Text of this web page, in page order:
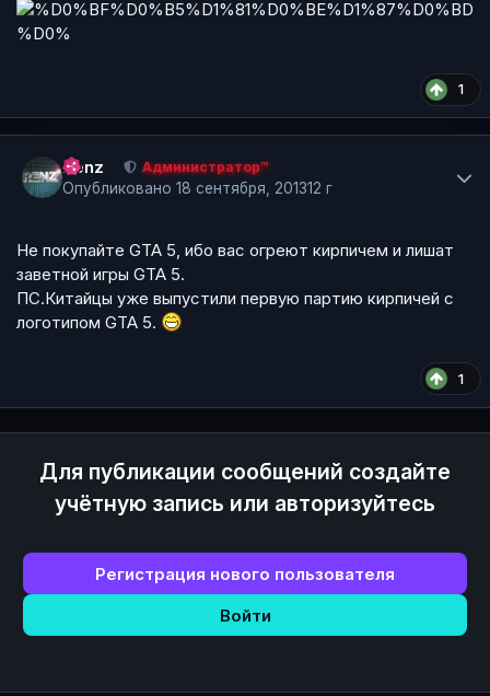
1
Renz Администратор™
Опубликовано 18 сентября, 201312 г
Не покупайте GTA 5, ибо вас огреют кирпичем и лишат
заветной игры GTA 5.
ПС.Китайцы уже выпустили первую партию кирпичей с
логотипом GTA 5.
1
Для публикации сообщений создайте
учётную запись или авторизуйтесь
Регистрация нового пользователя
Войти